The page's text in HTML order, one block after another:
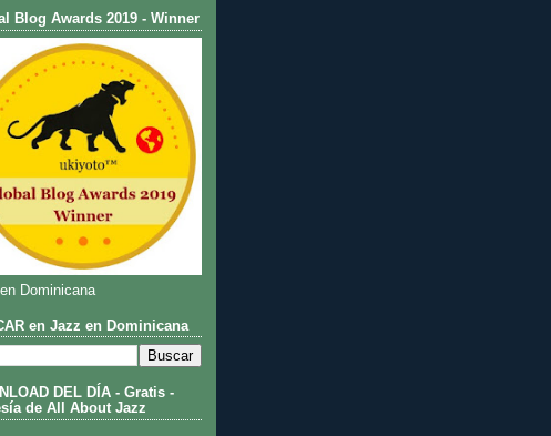
Blog Awards 2019 - Winner
Dominicana
en Jazz en Dominicana
DEL DÍA - Gratis -
de All About Jazz